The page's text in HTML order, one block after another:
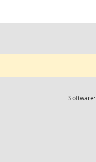
Software: